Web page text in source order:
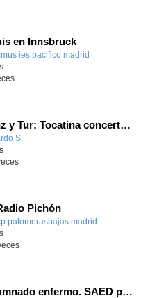
en Innsbruck
ies pacifico madrid
Ricardo Sanz y Tur: Tocatina concertante al aire español
S.
Pichón
palomerasbajas madrid
Atención alumnado enfermo. SAED primaria. José Nesh-Nash García